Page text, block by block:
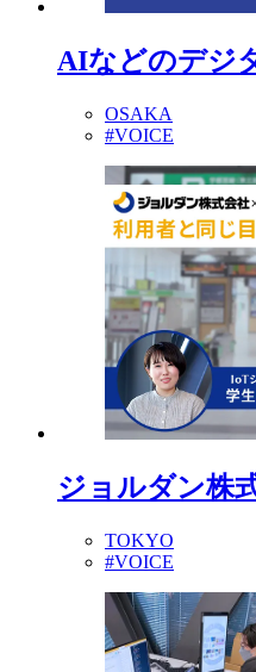
AIなどのデジ
OSAKA
#VOICE
ジョルダン株
TOKYO
#VOICE